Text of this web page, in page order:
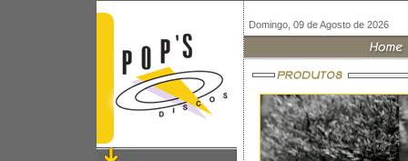
Domingo, 09 de Agosto de 2026